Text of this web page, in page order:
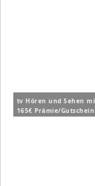
tv Hören und Sehen
165€ Prämie/Gutschein